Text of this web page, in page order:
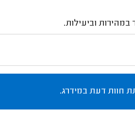
וביעילות.
חוות דעת במידרג.